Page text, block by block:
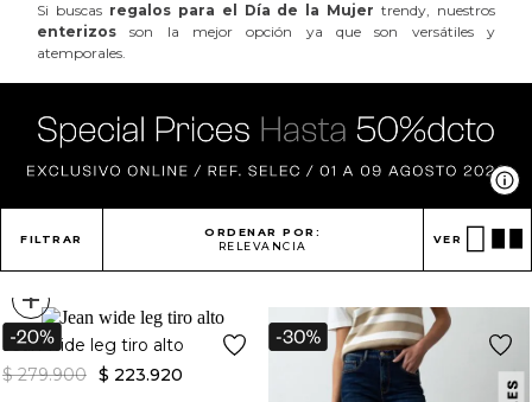
Si buscas regalos para el Día de la Mujer trendy, nuestros
enterizosson la mejor opción ya que son versátiles y
atemporales.
FILTRAR
ORDENAR POR:
RELEVANCIA
VER
+
Jean wide leg tiro alto
$ 279.900 $ 223.920